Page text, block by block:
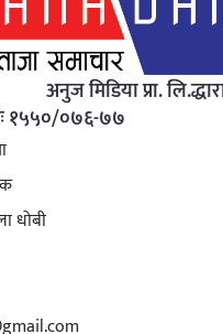
अनुज मिडिया प्रा.
१५५०/०७६-७७
धोबी